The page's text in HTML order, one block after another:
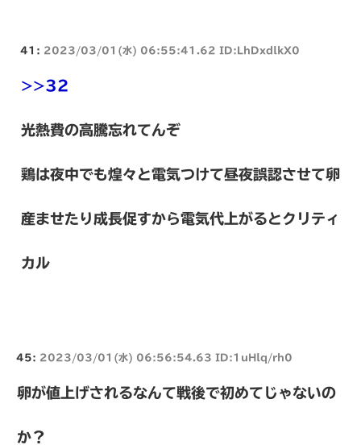
41: 2023/03/01(水) 06:55:41.62 ID:LhDxdlkX0
>>32
光熱費の高騰忘れてんぞ
鶏は夜中でも煌々と電気つけて昼夜誤認させて卵
産ませたり成長促すから電気代上がるとクリティ
カル
45: 2023/03/01(水) 06:56:54.63 ID:1uHlq/rh0
卵が値上げされるなんて戦後で初めてじゃないの
か？